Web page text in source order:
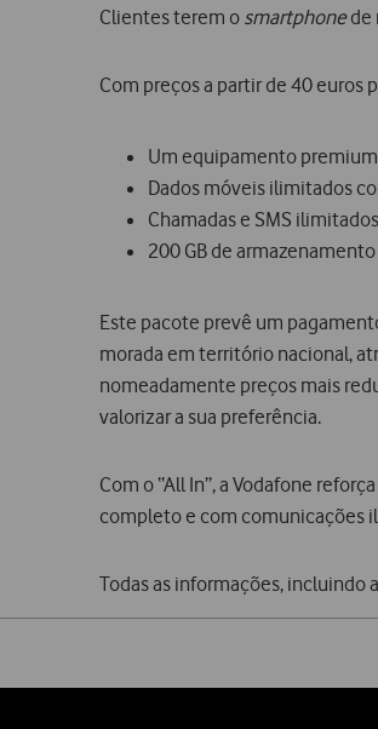
Clientes terem o smartphonede
Com preços a partir de 40 euros
Um equipamento premium
Dados móveis ilimitados
Chamadas e SMS
200 GB de
Este pacote prevê um
morada em território nacional,
nomeadamente preços mais
valorizar a sua preferência.
Com o “All In”, a Vodafone
completo e com comunicações
Todas as informações,
social